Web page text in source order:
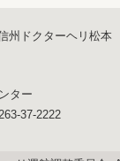
州ドクターヘリ松本
ター
37-2222